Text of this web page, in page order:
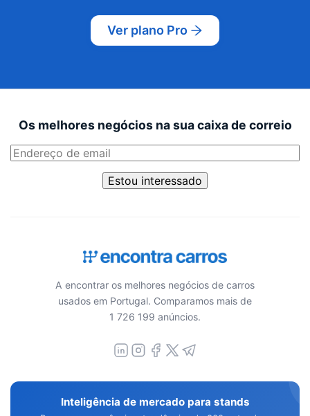
Ver plano Pro
Os melhores negócios na sua caixa de correio
Estou interessado
A encontrar os melhores negócios de carros
usados em Portugal. Comparamos mais de
1 726 199 anúncios.
Inteligência de mercado para stands